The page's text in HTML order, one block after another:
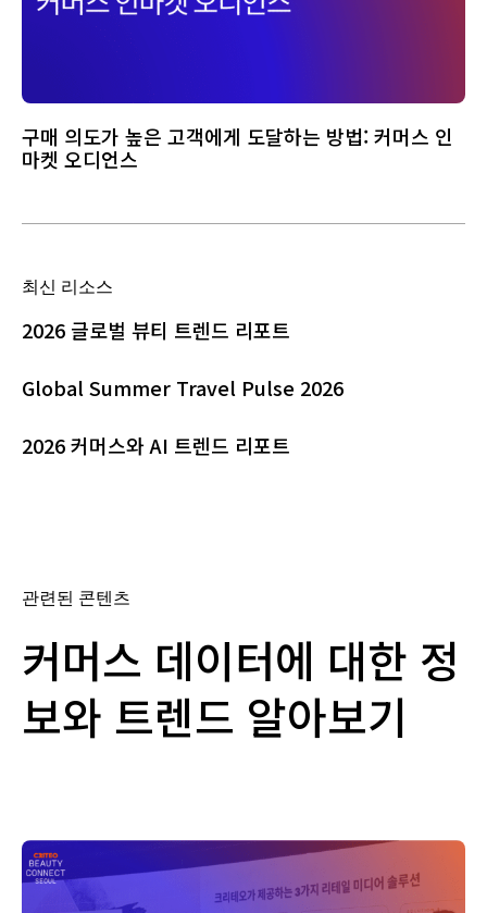
구매 의도가 높은 고객에게 도달하는 방법: 커머스 인
마켓 오디언스
최신 리소스
2026 글로벌 뷰티 트렌드 리포트
Global Summer Travel Pulse 2026
2026 커머스와 AI 트렌드 리포트
관련된 콘텐츠
커머스 데이터에 대한 정
보와 트렌드 알아보기